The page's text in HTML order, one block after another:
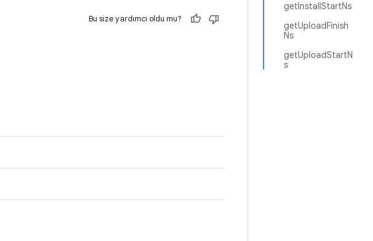
getInstallStartNs
getUploadFinish
Ns
getUploadStartN
s
Bu size yardımcı oldu mu?